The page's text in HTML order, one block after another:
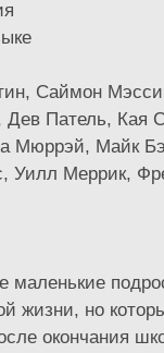
Саймон
Дев Патель, Кая
Мюррэй, Майк
Уилл Меррик,
жизни, но
окончания